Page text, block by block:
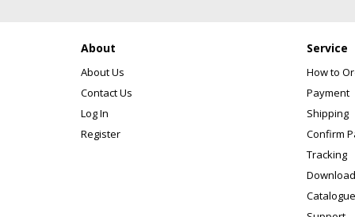
About
About Us
Contact Us
Log In
Register
Service
How to
Payment
Shipping
Confirm
Tracking